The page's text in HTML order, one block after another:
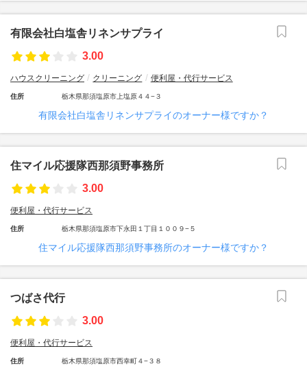
有限会社白塩舎リネンサプライ
3.00
ハウスクリーニング クリーニング 便利屋・代行サービス
住所 栃木県那須塩原市上塩原４４−３
有限会社白塩舎リネンサプライのオーナー様ですか？
住マイル応援隊西那須野事務所
3.00
便利屋・代行サービス
住所 栃木県那須塩原市下永田１丁目１００９−５
住マイル応援隊西那須野事務所のオーナー様ですか？
つばさ代行
3.00
便利屋・代行サービス
住所 栃木県那須塩原市西幸町４−３８